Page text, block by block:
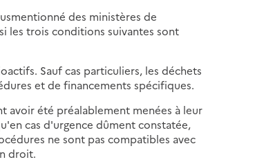
des ministères de
les trois conditions suivantes sont
Sauf cas particuliers, les déchets
et de financements spécifiques.
avoir été préalablement menées à leur
cas d'urgence dûment constatée,
ne sont pas compatibles avec
droit.